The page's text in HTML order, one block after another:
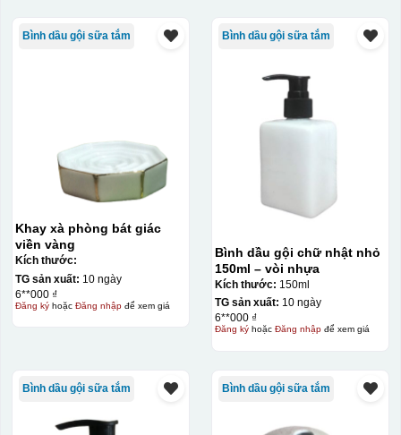
Bình dầu gội sữa tắm
Khay xà phòng bát giác
viền vàng
Kích thước:
TG sản xuất: 10 ngày
6**000 ₫
Đăng kýhoặc Đăng nhậpđể xem giá
Bình dầu gội sữa tắm
Bình dầu gội chữ nhật nhỏ
150ml – vòi nhựa
Kích thước: 150ml
TG sản xuất: 10 ngày
6**000 ₫
Đăng kýhoặc Đăng nhậpđể xem giá
Bình dầu gội sữa tắm Bình dầu gội sữa tắm